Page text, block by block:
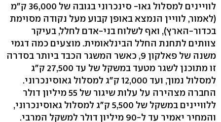
לוויינים למסלול גאו- סינכרוני בגובה של 36,000 ק"מ
(לאמור, לוויין הנמצא באופן קבוע מעל נקודה מסוימת
בכדור-הארץ), ואף לשלוח בני-אדם לחלל, בעיקר
צוותים לתחנת החלל הבינלאומית. מוצעים כמה דגמי
משנה של פאלקון 9, כאשר המשגר הכבד ביותר בסדרה
זו מתוכנן לשגר מטעד במשקל של עד 27,500 ק"ג
למסלול נמוך, ועד 12,000 ק"ג למסלול גאוסינכרוני.
החברה מצהירה על עלות שיגור של 55 מיליון דולר
ללוויינים במשקל של 5,500 ק"ג למסלול גאוסינכרוני,
והמחיר יאמיר עד ל-90 מיליון דולר למשקל המרבי.